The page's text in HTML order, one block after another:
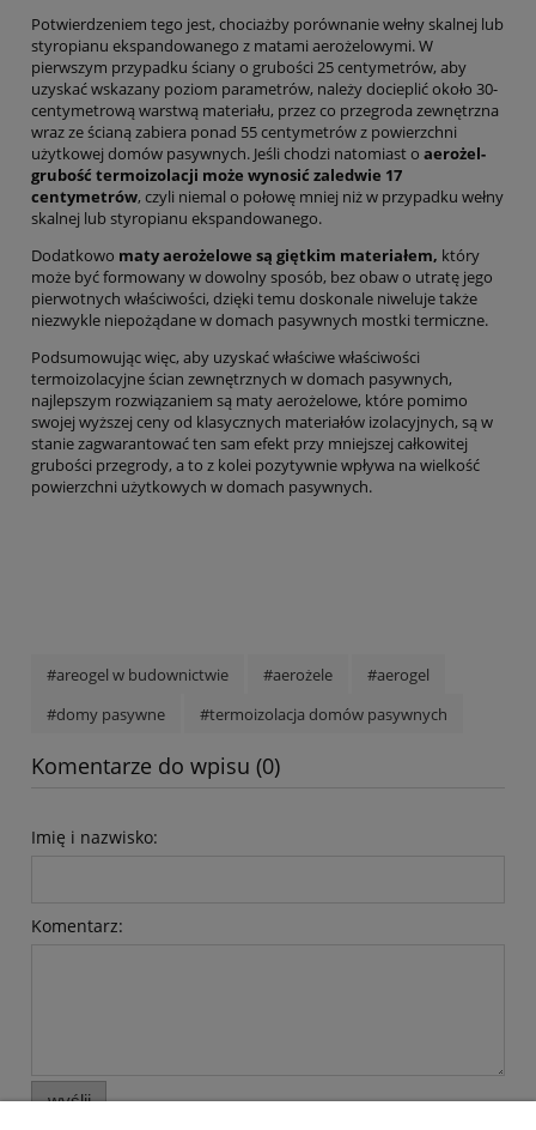
Potwierdzeniem tego jest, chociażby porównanie wełny skalnej lub
styropianu ekspandowanego z matami aerożelowymi. W
pierwszym przypadku ściany o grubości 25 centymetrów, aby
uzyskać wskazany poziom parametrów, należy docieplić około 30-
centymetrową warstwą materiału, przez co przegroda zewnętrzna
wraz ze ścianą zabiera ponad 55 centymetrów z powierzchni
użytkowej domów pasywnych. Jeśli chodzi natomiast o aerożel-
grubość termoizolacji może wynosić zaledwie 17
centymetrów, czyli niemal o połowę mniej niż w przypadku wełny
skalnej lub styropianu ekspandowanego.
Dodatkowo maty aerożelowe są giętkim materiałem, który
może być formowany w dowolny sposób, bez obaw o utratę jego
pierwotnych właściwości, dzięki temu doskonale niweluje także
niezwykle niepożądane w domach pasywnych mostki termiczne.
Podsumowując więc, aby uzyskać właściwe właściwości
termoizolacyjne ścian zewnętrznych w domach pasywnych,
najlepszym rozwiązaniem są maty aerożelowe, które pomimo
swojej wyższej ceny od klasycznych materiałów izolacyjnych, są w
stanie zagwarantować ten sam efekt przy mniejszej całkowitej
grubości przegrody, a to z kolei pozytywnie wpływa na wielkość
powierzchni użytkowych w domach pasywnych.
#areogel w budownictwie #aerożele
#aerogel
#domy pasywne
#termoizolacja domów pasywnych
Komentarze do wpisu (0)
Imię i nazwisko:
Komentarz:
wyślij